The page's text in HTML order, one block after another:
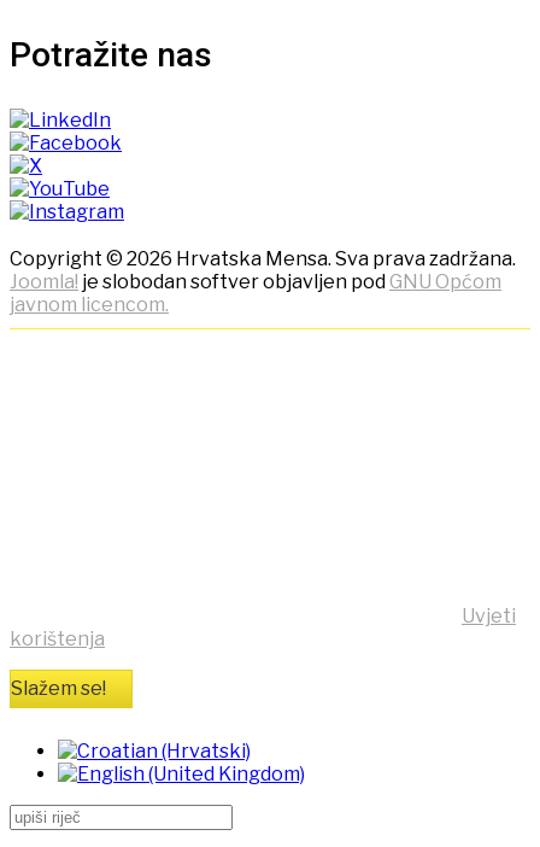
Potražite nas
Copyright © 2026 Hrvatska Mensa. Sva prava zadržana.
Joomla! je slobodan softver objavljen pod GNU Općom
javnom licencom.
Uvjeti
korištenja
Slažem se!